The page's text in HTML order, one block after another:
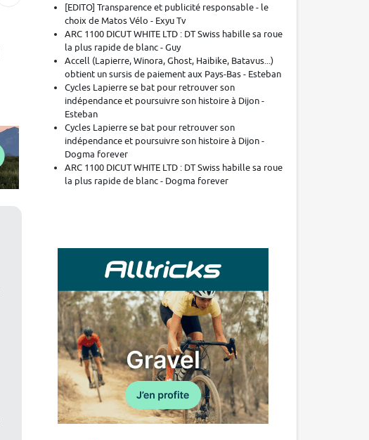
[EDITO] Transparence et publicité responsable - le
choix de Matos Vélo - Exyu Tv
ARC 1100 DICUT WHITE LTD : DT Swiss habille sa roue
la plus rapide de blanc - Guy
Accell (Lapierre, Winora, Ghost, Haibike, Batavus...)
obtient un sursis de paiement aux Pays-Bas - Esteban
Cycles Lapierre se bat pour retrouver son
indépendance et poursuivre son histoire à Dijon -
Esteban
Cycles Lapierre se bat pour retrouver son
indépendance et poursuivre son histoire à Dijon -
Dogma forever
ARC 1100 DICUT WHITE LTD : DT Swiss habille sa roue
la plus rapide de blanc - Dogma forever